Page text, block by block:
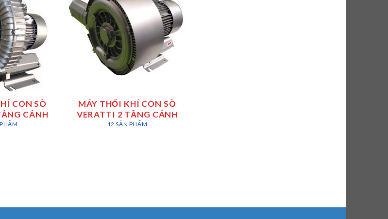
CON SÒ
CÁNH
MÁY THỔI KHÍ CON SÒ
VERATTI 2 TẦNG CÁNH
12 SẢN PHẨM